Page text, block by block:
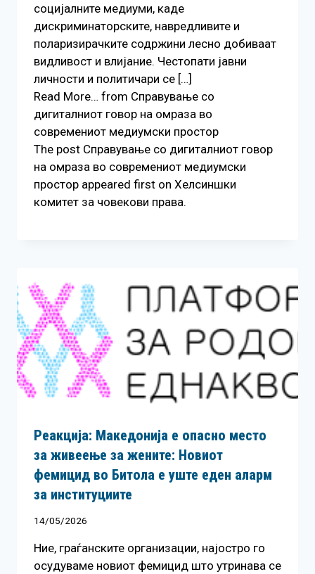
социјалните медиуми, каде
дискриминаторските, навредливите и
поларизирачките содржини лесно добиваат
видливост и влијание. Честопати јавни
личности и политичари се […]
Read More… from Справување со
дигиталниот говор на омраза во
современиот медиумски простор
The post Справување со дигиталниот говор
на омраза во современиот медиумски
простор appeared first on Хелсиншки
комитет за човекови права.
Реакција: Македонија е опасно место
за живеење за жените: Новиот
фемицид во Битола е уште еден аларм
за институциите
14/05/2026
Ние, граѓанските организации, најостро го
осудуваме новиот фемицид што утринава се